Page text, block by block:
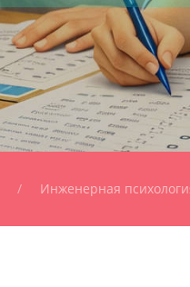
Инженерная